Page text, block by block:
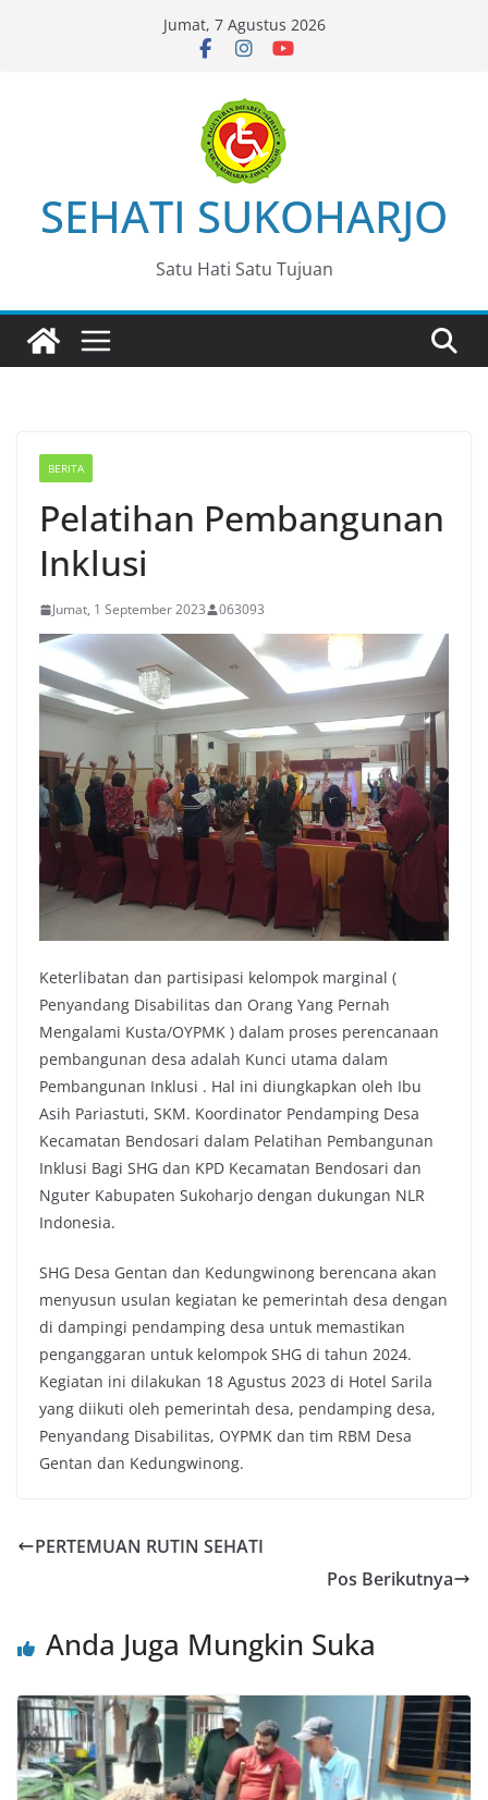
Jumat, 7 Agustus 2026
SEHATI SUKOHARJO
Satu Hati Satu Tujuan
BERITA
Pelatihan Pembangunan
Inklusi
Jumat, 1 September 2023 063093
Keterlibatan dan partisipasi kelompok marginal (
Penyandang Disabilitas dan Orang Yang Pernah
Mengalami Kusta/OYPMK ) dalam proses perencanaan
pembangunan desa adalah Kunci utama dalam
Pembangunan Inklusi . Hal ini diungkapkan oleh Ibu
Asih Pariastuti, SKM. Koordinator Pendamping Desa
Kecamatan Bendosari dalam Pelatihan Pembangunan
Inklusi Bagi SHG dan KPD Kecamatan Bendosari dan
Nguter Kabupaten Sukoharjo dengan dukungan NLR
Indonesia.
SHG Desa Gentan dan Kedungwinong berencana akan
menyusun usulan kegiatan ke pemerintah desa dengan
di dampingi pendamping desa untuk memastikan
penganggaran untuk kelompok SHG di tahun 2024.
Kegiatan ini dilakukan 18 Agustus 2023 di Hotel Sarila
yang diikuti oleh pemerintah desa, pendamping desa,
Penyandang Disabilitas, OYPMK dan tim RBM Desa
Gentan dan Kedungwinong.
PERTEMUAN RUTIN SEHATI
Pos Berikutnya
Anda Juga Mungkin Suka